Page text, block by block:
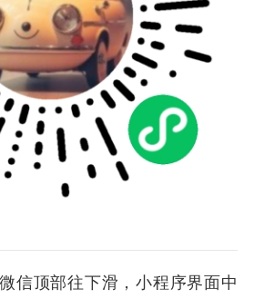
信顶部往下滑，小程序界面中